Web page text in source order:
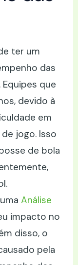
ter um
das
que
devido à
em
jogo. Isso
de bola
Análise
impacto no
disso, o
pela